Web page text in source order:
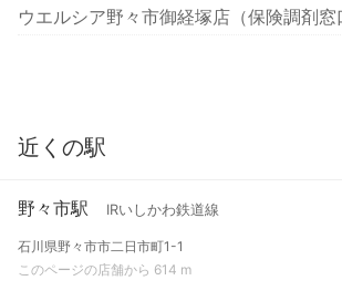
ウエルシア野々市御経塚店（保険調剤窓
近くの駅
野々市駅 IRいしかわ鉄道線
石川県野々市市二日市町1-1
このページの店舗から 614 m